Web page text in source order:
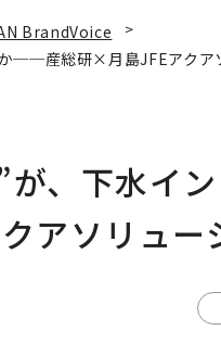
BrandVoice
──産総研×月島JFEアクア
、下水イ
ソリュー